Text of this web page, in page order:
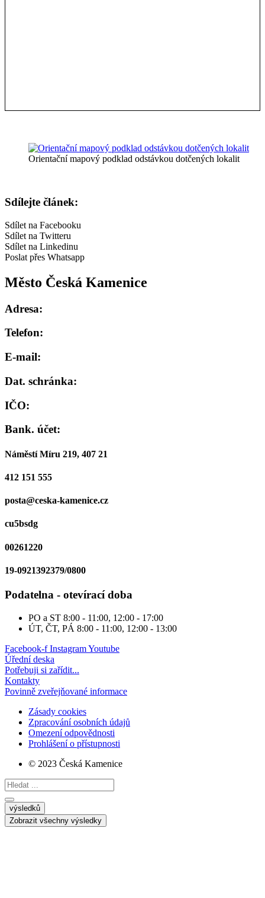
Orientační mapový podklad odstávkou dotčených lokalit
Sdílejte článek:
Sdílet na Facebooku
Sdílet na Twitteru
Sdílet na Linkedinu
Poslat přes Whatsapp
Město Česká Kamenice
Adresa:
Telefon:
E-mail:
Dat. schránka:
IČO:
Bank. účet:
Náměstí Míru 219, 407 21
412 151 555
posta@ceska-kamenice.cz
cu5bsdg
00261220
19-0921392379/0800
Podatelna - otevírací doba
PO a ST 8:00 - 11:00, 12:00 - 17:00
ÚT, ČT, PÁ 8:00 - 11:00, 12:00 - 13:00
Facebook-f InstagramYoutube
Úřední deska
Potřebuji si zařídit...
Kontakty
Povinně zveřejňované informace
Zásady cookies
Zpracování osobních údajů
Omezení odpovědnosti
Prohlášení o přístupnosti
© 2023 Česká Kamenice
Search
...
výsledků
Zobrazit všechny výsledky